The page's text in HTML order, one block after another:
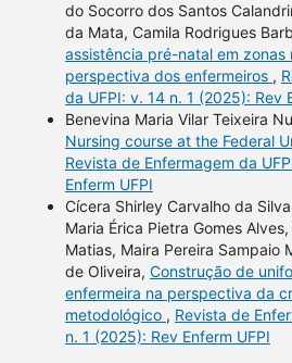
do Socorro dos Santos
da Mata, Camila Rodrigues
assistência pré-natal em zonas
perspectiva dos enfermeiros ,
da UFPI: v. 14 n. 1 (2025): Rev
Benevina Maria Vilar Teixeira
Nursing course at the Federal
Revista de Enfermagem da
Enferm UFPI
Cícera Shirley Carvalho da
Maria Érica Pietra Gomes
Matias, Maira Pereira Sampaio
de Oliveira, Construção de
enfermeira na perspectiva da
metodológico , Revista de
n. 1 (2025): Rev Enferm UFPI